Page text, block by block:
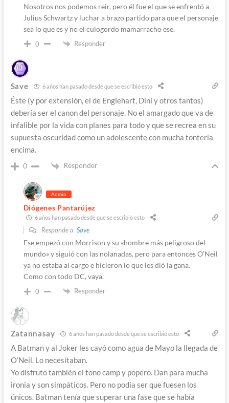
Nosotros nos podemos reir, pero él fue el que se enfrentó a
Julius Schwartz y luchar a brazo partido para que el personaje
sea lo que es y no el culogordo mamarracho ese.
0 Responder
Save 6 años han pasado desde que se escribió esto
Éste (y por extensión, el de Englehart, Dini y otros tantos)
debería ser el canon del personaje. No el amargado que va de
infalible por la vida con planes para todo y que se recrea en su
supuesta oscuridad como un adolescente con mucha tontería
encima.
0 Responder
Admin
Diógenes Pantarújez
6 años han pasado desde que se escribió esto
Responde a Save
Ese empezó con Morrison y su «hombre más peligroso del
mundo» y siguió con las nolanadas, pero para entonces O’Neil
ya no estaba al cargo e hicieron lo que les dió la gana.
Como con todo DC, vaya.
0 Responder
Zatannasay 6 años han pasado desde que se escribió esto
A Batman y al Joker les cayó como agua de Mayo la llegada de
O’Neil. Lo necesitaban.
Yo disfruto también el tono camp y popero. Dan para mucha
ironia y son simpáticos. Pero no podia ser que fuesen los
únicos. Batman tenía que superar una fase que se había